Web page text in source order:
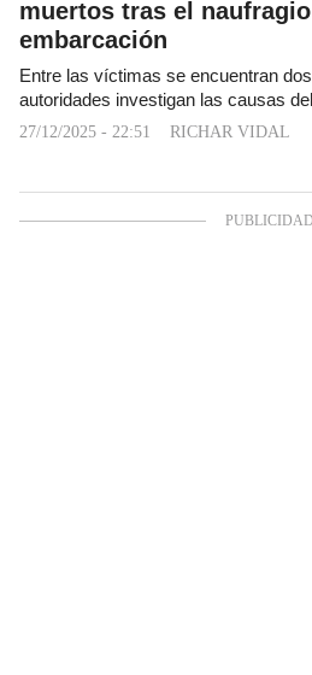
muertos tras el
embarcación
Entre las víctimas se encuentran
autoridades investigan las causas
27/12/2025 - 22:51 RICHAR VIDAL